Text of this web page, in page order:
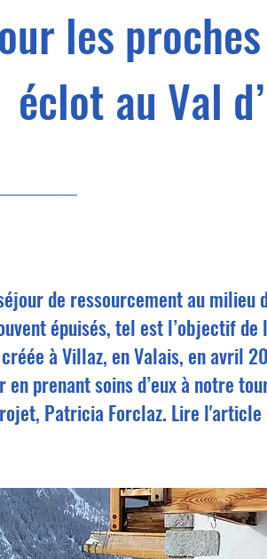
les
éclot au Val
de ressourcement au milieu
épuisés, tel est l’objectif de
à Villaz, en Valais, en avril
en prenant soins d’eux à notre
Patricia Forclaz. Lire